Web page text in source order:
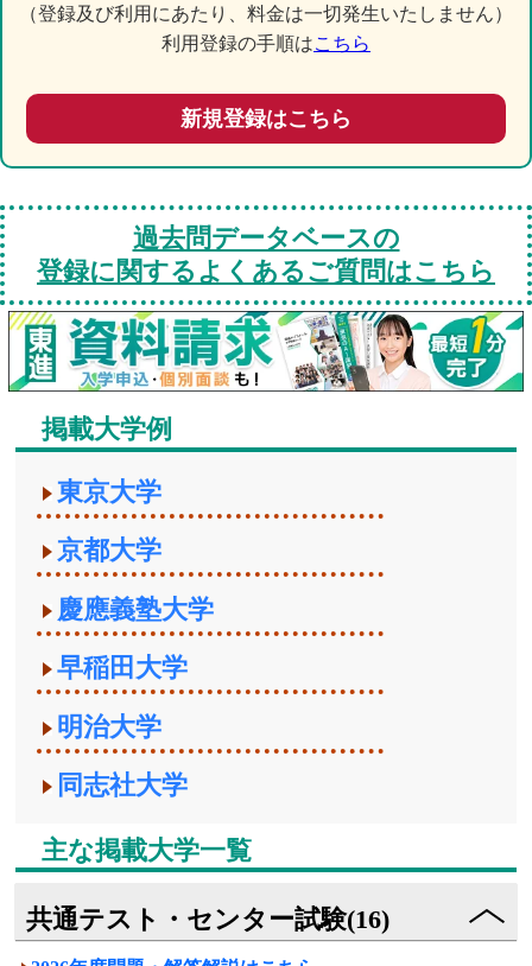
（登録及び利用にあたり、料金は一切発生いたしません）
利用登録の手順はこちら
新規登録はこちら
過去問データベースの
登録に関するよくあるご質問はこちら
掲載大学例
東京大学
京都大学
慶應義塾大学
早稲田大学
明治大学
同志社大学
主な掲載大学一覧
共通テスト・センター試験(16)